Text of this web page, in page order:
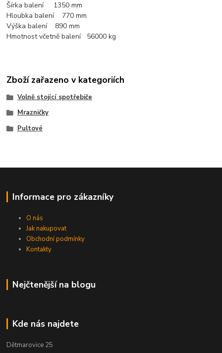
Šírka balení 1350 mm
Hloubka balení 770 mm
Výška balení 890 mm
Hmotnost včetně balení 56000 kg
Zboží zařazeno v kategoriích
Volně stojící spotřebiče
Mrazničky
Pultové
Informace pro zákazníky
O nás
Jak nakupovat
Obchodní podmínky
Kontakty
Nejčtenější na blogu
Kde nás najdete
Dětmarovice 25